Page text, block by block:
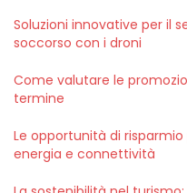
Soluzioni innovative per il
soccorso con i droni
Come valutare le
termine
Le opportunità di
energia e connettività